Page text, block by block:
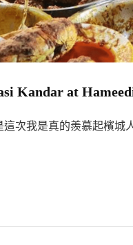
Kandar at
次我是真的羨慕起檳城